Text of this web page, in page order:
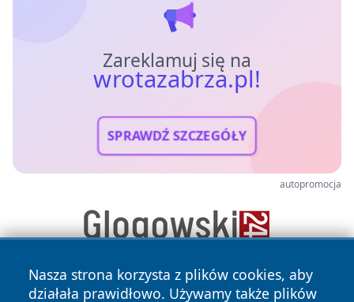
Zareklamuj się na
wrotazabrza.pl!
SPRAWDŹ SZCZEGÓŁY
autopromocja
Nasza strona korzysta z plików cookies, aby
działała prawidłowo. Używamy także plików